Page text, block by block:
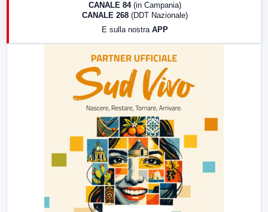
CANALE 84 (in Campania)
CANALE 268 (DDT Nazionale)
E sulla nostra APP